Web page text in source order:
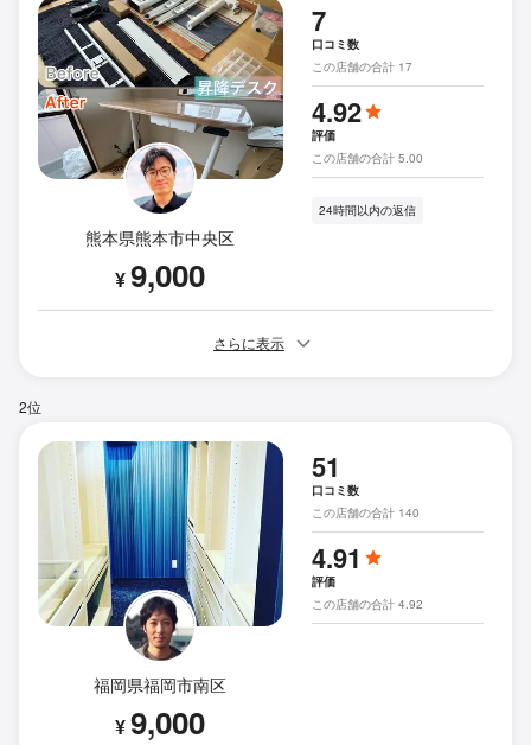
熊本県熊本市中央区
¥9,000
7
口コミ数
この店舗の合計 17
4.92
評価
この店舗の合計 5.00
24時間以内の返信
さらに表示
2位
福岡県福岡市南区
¥9,000
51
口コミ数
この店舗の合計 140
4.91
評価
この店舗の合計 4.92